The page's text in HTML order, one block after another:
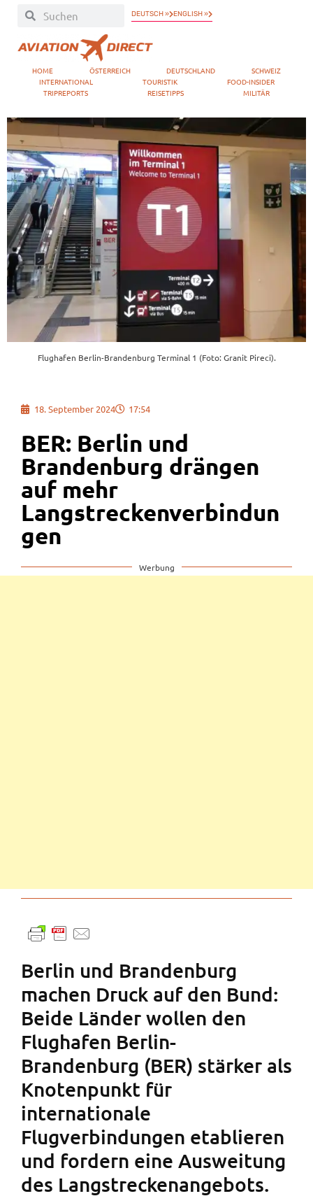
DEUTSCH » ENGLISH »
HOME ÖSTERREICH DEUTSCHLAND
SCHWEIZ
INTERNATIONAL
TOURISTIK
FOOD-INSIDER
TRIPREPORTS
REISETIPPS MILITÄR
Flughafen Berlin-Brandenburg Terminal 1 (Foto: Granit Pireci).
18. September 2024 17:54
BER: Berlin und
Brandenburg drängen
auf mehr
Langstreckenverbindun
gen
Werbung
Berlin und Brandenburg
machen Druck auf den Bund:
Beide Länder wollen den
Flughafen Berlin-
Brandenburg (BER) stärker als
Knotenpunkt für
internationale
Flugverbindungen etablieren
und fordern eine Ausweitung
des Langstreckenangebots.